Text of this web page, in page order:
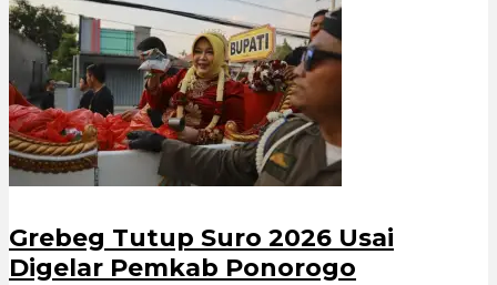
Grebeg Tutup Suro 2026 Usai
Digelar Pemkab Ponorogo